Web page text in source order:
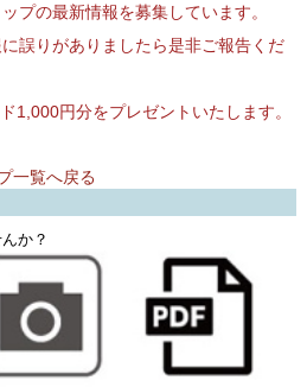
プの最新情報を募集しています。
誤りがありましたら是非ご報告くだ
1,000円分をプレゼントいたします。
一覧へ戻る
か？